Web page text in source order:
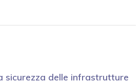
sicurezza delle infrastrutture